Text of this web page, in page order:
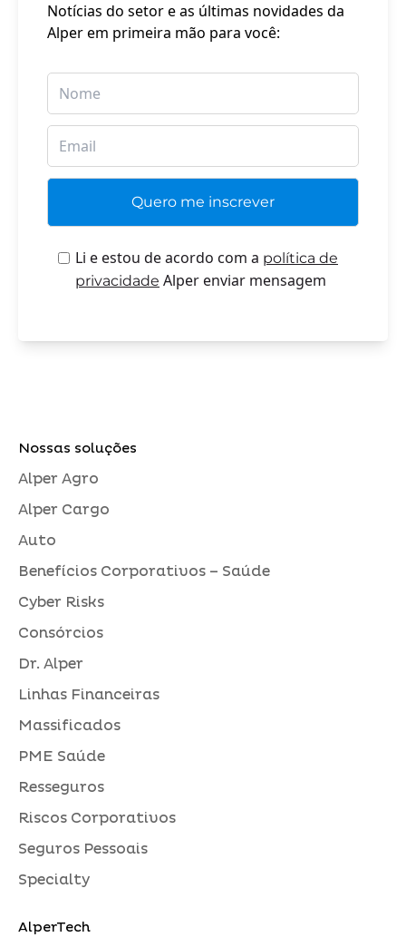
Notícias do setor e as últimas novidades da
Alper em primeira mão para você:
Li e estou de acordo com a política de
privacidade Alper enviar mensagem
Nossas soluções
Alper Agro
Alper Cargo
Auto
Benefícios Corporativos – Saúde
Cyber Risks
Consórcios
Dr. Alper
Linhas Financeiras
Massificados
PME Saúde
Resseguros
Riscos Corporativos
Seguros Pessoais
Specialty
AlperTech